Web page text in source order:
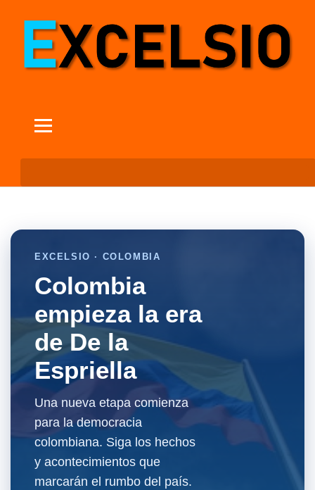
EXCELSIO · COLOMBIA
Colombia
empieza la era
de De la
Espriella
Una nueva etapa comienza
para la democracia
colombiana. Siga los hechos
y acontecimientos que
marcarán el rumbo del país.